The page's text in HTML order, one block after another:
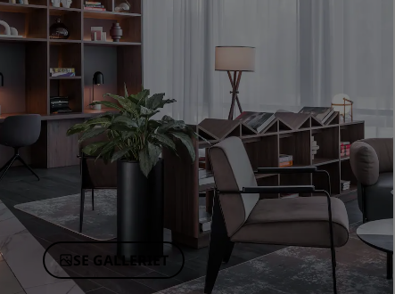
Tilknyttede merker i Kina
SE GALLERIET